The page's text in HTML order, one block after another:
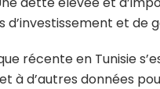
d’investissement et de
récente en Tunisie
à d’autres données